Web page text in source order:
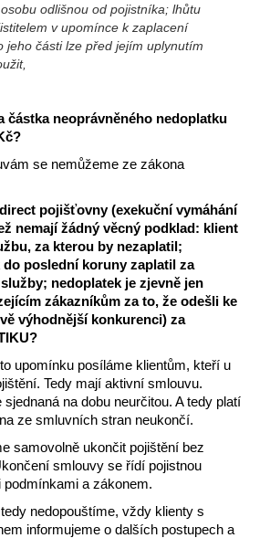
odlišnou od pojistníka; lhůtu
v upomínce k zaplacení
jeho části lze před jejím uplynutím
částka neoprávněného nedoplatku
se nemůžeme ze zákona
pojišťovny (exekuční vymáhání
nemají žádný věcný podklad: klient
za kterou by nezaplatil;
do poslední koruny zaplatil za
nedoplatek je zjevně jen
zákazníkům za to, že odešli ke
výhodnější konkurenci) za
upomínku posíláme klientům, kteří u
Tedy mají aktivní smlouvu.
na dobu neurčitou. A tedy platí
ze smluvních stran neukončí.
samovolně ukončit pojištění bez
smlouvy se řídí pojistnou
a zákonem.
nedopouštíme, vždy klienty s
informujeme o dalších postupech a